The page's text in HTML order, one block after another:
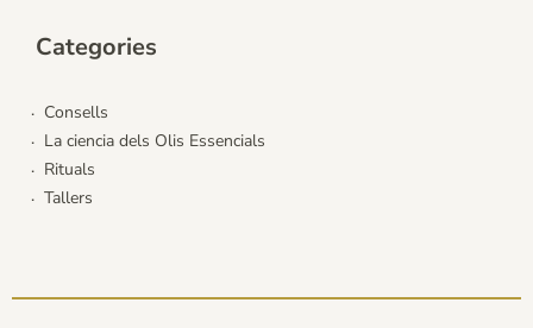
Categories
Consells
La ciencia dels Olis Essencials
Rituals
Tallers